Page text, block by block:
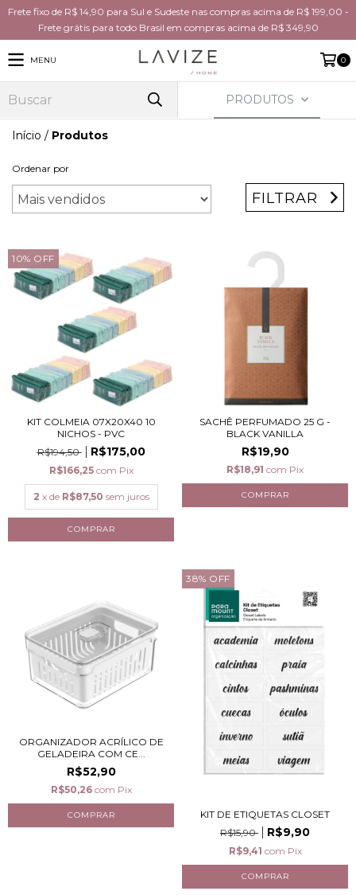
Frete fixo de R$ 14,90 para Sul e Sudeste nas compras acima de R$ 199,00 -
Frete grátis para todo Brasil em compras acima de R$ 349,90
MENU 0
PRODUTOS
Início / Produtos
Ordenar por
FILTRAR
10% OFF
KIT COLMEIA 07X20X40 10
NICHOS - PVC
R$194,50
R$175,00
R$166,25 com Pix
2 x de R$87,50 sem juros
SACHÊ PERFUMADO 25 G -
BLACK VANILLA
R$19,90
R$18,91 com Pix
ORGANIZADOR ACRÍLICO DE
GELADEIRA COM CE...
R$52,90
R$50,26 com Pix
38% OFF
KIT DE ETIQUETAS CLOSET
R$15,90
R$9,90
R$9,41 com Pix